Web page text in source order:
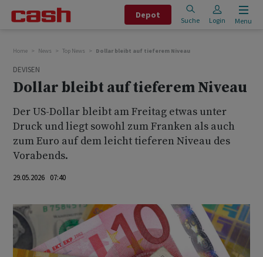
Depot
Suche Login Menu
Home News Top News Dollar bleibt auf tieferem Niveau
DEVISEN
Dollar bleibt auf tieferem Niveau
Der US-Dollar bleibt am Freitag etwas unter
Druck und liegt sowohl zum Franken als auch
zum Euro auf dem leicht tieferen Niveau des
Vorabends.
29.05.2026 07:40